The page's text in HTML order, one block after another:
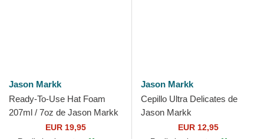
Jason Markk
Ready-To-Use Hat Foam
207ml / 7oz de Jason Markk
EUR 19,95
Jason Markk
Cepillo Ultra Delicates de
Jason Markk
EUR 12,95